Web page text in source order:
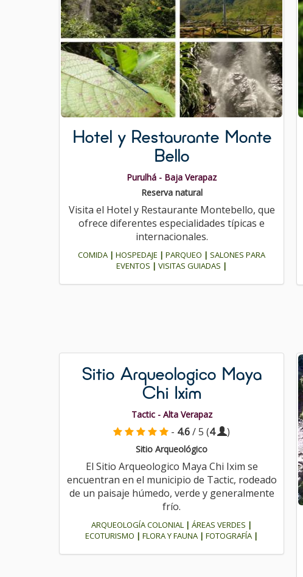
Hotel y Restaurante Monte
Bello
Purulhá - Baja Verapaz
Reserva natural
Visita el Hotel y Restaurante Montebello, que
ofrece diferentes especialidades típicas e
internacionales.
COMIDA | HOSPEDAJE | PARQUEO | SALONES PARA
EVENTOS | VISITAS GUIADAS |
Sitio Arqueologico Maya
Chi Ixim
Tactic - Alta Verapaz
- 4.6/ 5 (4 )
Sitio Arqueológico
El Sitio Arqueologico Maya Chi Ixim se
encuentran en el municipio de Tactic, rodeado
de un paisaje húmedo, verde y generalmente
frío.
ARQUEOLOGÍA COLONIAL | ÁREAS VERDES |
ECOTURISMO | FLORA Y FAUNA | FOTOGRAFÍA |